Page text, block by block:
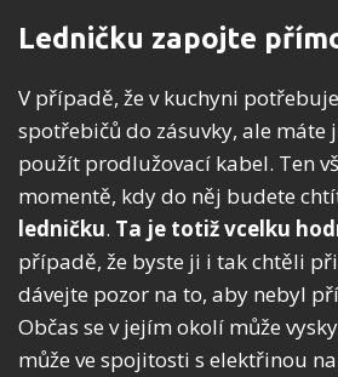
Ledničku zapojte
V případě, že v kuchyni
spotřebičů do zásuvky, ale máte
použít prodlužovací kabel. Ten
momentě, kdy do něj budete
ledničku. Ta je totiž vcelku
případě, že byste ji i tak chtěli
dávejte pozor na to, aby nebyl
Občas se v jejím okolí může
může ve spojitosti s elektřinou